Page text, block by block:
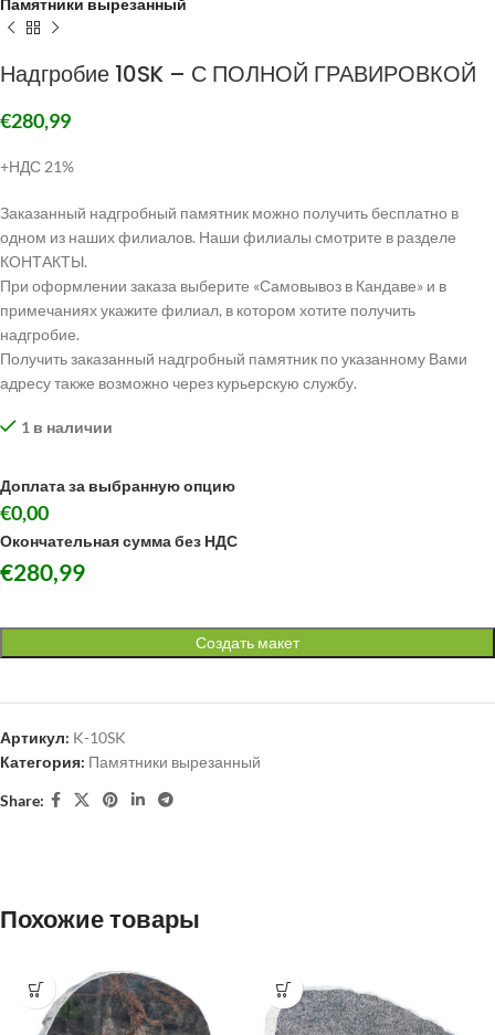
Памятники вырезанный
Надгробие 10SK – С ПОЛНОЙ ГРАВИРОВКОЙ
€280,99
+НДС 21%
Заказанный надгробный памятник можно получить бесплатно в
одном из наших филиалов. Наши филиалы смотрите в разделе
КОНТАКТЫ.
При оформлении заказа выберите «Самовывоз в Кандаве» и в
примечаниях укажите филиал, в котором хотите получить
надгробие.
Получить заказанный надгробный памятник по указанному Вами
адресу также возможно через курьерскую службу.
1 в наличии
Доплата за выбранную опцию
€0,00
Окончательная сумма без НДС
€280,99
Создать макет
Артикул: K-10SK
Категория: Памятники вырезанный
Share:
Похожие товары